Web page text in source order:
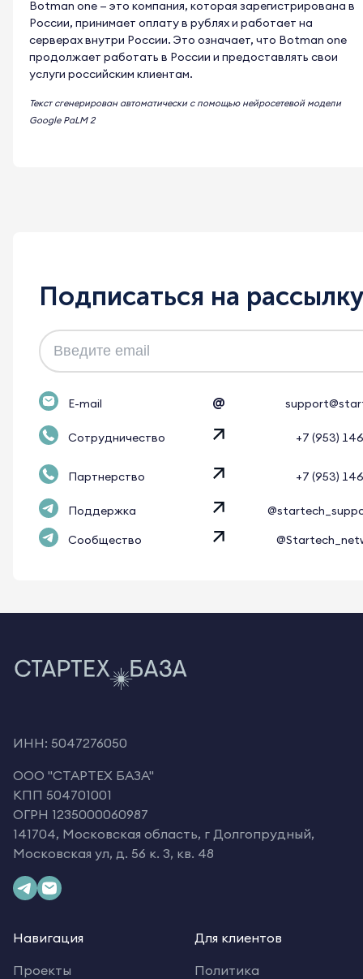
Botman one — это компания, которая зарегистрирована в
России, принимает оплату в рублях и работает на
серверах внутри России. Это означает, что Botman one
продолжает работать в России и предоставлять свои
услуги российским клиентам.
Текст сгенерирован автоматически с помощью нейросетевой модели
Google PaLM 2
Подписаться на рассылку
E-mail @
Сотрудничество +7 (953)
Партнерство +7 (953)
Поддержка
Сообщество
ИНН: 5047276050
OOO "СТАРТЕХ БАЗА"
КПП 504701001
ОГРН 1235000060987
141704, Московская область, г Долгопрудный,
Московская ул, д. 56 к. 3, кв. 48
Навигация
Проекты
Для клиентов
Политика